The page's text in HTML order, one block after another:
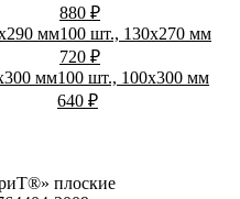
880 ₽
мм100 шт., 130х270 мм
720 ₽
мм100 шт., 100х300 мм
640 ₽
плоские